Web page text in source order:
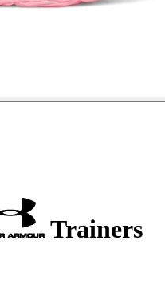
Trainers